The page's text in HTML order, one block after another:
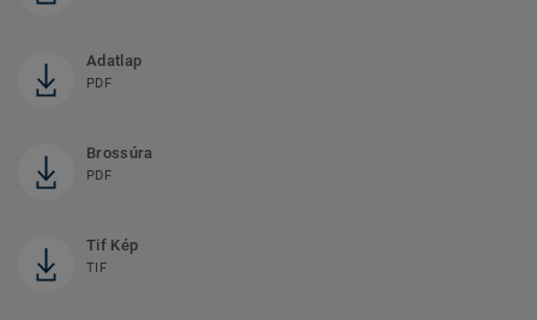
Adatlap
PDF
Brossúra
PDF
Tif Kép
TIF